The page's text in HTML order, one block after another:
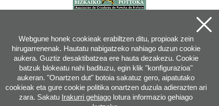
Webgune honek cookieak erabiltzen ditu, propioak zein
hirugarrenenak. Hautatu nabigatzeko nahiago duzun cookie
aukera. Guztiz desaktibatzea ere hauta dezakezu. Cookie
batzuk blokeatu nahi badituzu, egin klik "konfigurazioa"
aukeran. "Onartzen dut" botoia sakatuz gero, aipatutako
cookieak eta gure cookie politika onartzen duzula adierazten ari
zara. Sakatu Irakurri gehiago lotura informazio gehiago